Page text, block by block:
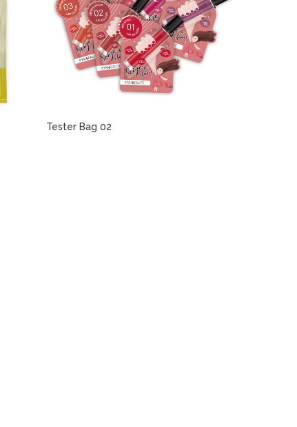
Tester Bag 02